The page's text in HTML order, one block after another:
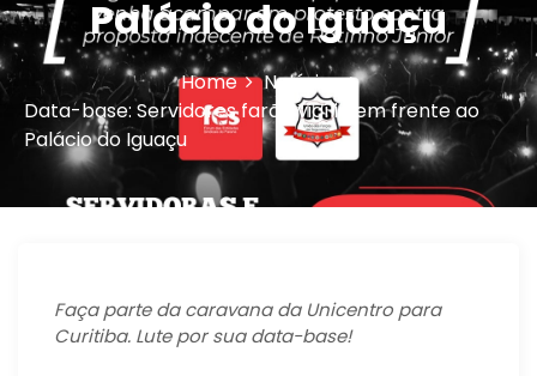
n
Palácio do Iguaçu
Home
Notícias
Data-base: Servidores farão vigília em frente ao
Palácio do Iguaçu
Faça parte da caravana da Unicentro para
Curitiba. Lute por sua data-base!